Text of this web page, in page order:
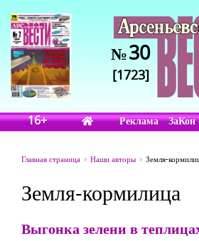
№30
[1723]
16+ Реклама ЗаКон
Главная страница Наши авторы Земля-
Земля-кормилица
Выгонка зелени в